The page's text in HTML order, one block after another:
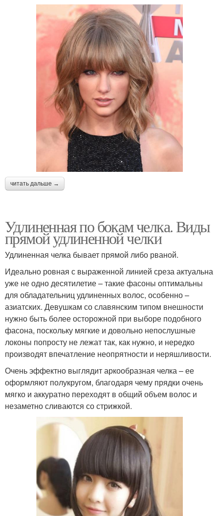
читать дальше →
Удлиненная по бокам челка. Виды
прямой удлиненной челки
Удлиненная челка бывает прямой либо рваной.
Идеально ровная с выраженной линией среза актуальна
уже не одно десятилетие – такие фасоны оптимальны
для обладательниц удлиненных волос, особенно –
азиатских. Девушкам со славянским типом внешности
нужно быть более осторожной при выборе подобного
фасона, поскольку мягкие и довольно непослушные
локоны попросту не лежат так, как нужно, и нередко
производят впечатление неопрятности и неряшливости.
Очень эффектно выглядит аркообразная челка – ее
оформляют полукругом, благодаря чему прядки очень
мягко и аккуратно переходят в общий объем волос и
незаметно сливаются со стрижкой.